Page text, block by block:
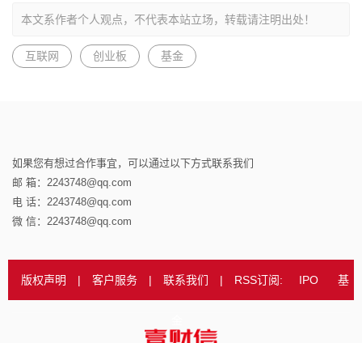
本文系作者个人观点，不代表本站立场，转载请注明出处！
互联网 创业板 基金
如果您有想过合作事宜，可以通过以下方式联系我们
邮 箱：2243748@qq.com
电 话：2243748@qq.com
微 信：2243748@qq.com
版权声明 | 客户服务 | 联系我们 | RSS订阅: IPO 基